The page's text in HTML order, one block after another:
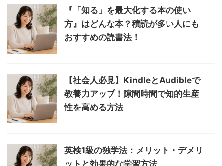
『「知る」を最大化する本の使い
方』はどんな本？積読が多い人にも
おすすめの読書法！
【社会人必見】KindleとAudibleで
教養力アップ！隙間時間で知的生産
性を高める方法
英検1級の独学法：メリット・デメリ
ットと効果的な学習方法